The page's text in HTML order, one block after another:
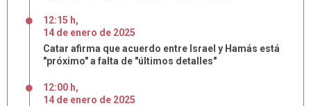
12:15 h,
14 de enero de 2025
Catar afirma que acuerdo entre Israel y Hamás está
"próximo" a falta de "últimos detalles"
12:00 h,
14 de enero de 2025